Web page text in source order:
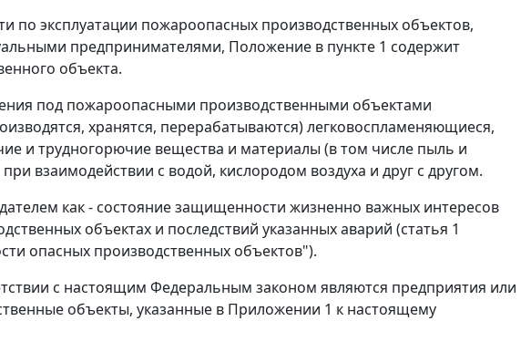
по эксплуатации пожароопасных производственных объектов,
предпринимателями, Положение в пункте 1 содержит
объекта.
под пожароопасными производственными объектами
хранятся, перерабатываются) легковоспламеняющиеся,
и трудногорючие вещества и материалы (в том числе пыль и
взаимодействии с водой, кислородом воздуха и друг с другом.
как - состояние защищенности жизненно важных интересов
объектах и последствий указанных аварий (статья 1
опасных производственных объектов").
с настоящим Федеральным законом являются предприятия или
объекты, указанные в Приложении 1 к настоящему